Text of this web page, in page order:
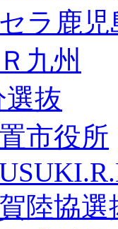
ラ鹿児
九州
選抜
市役所
陸協選